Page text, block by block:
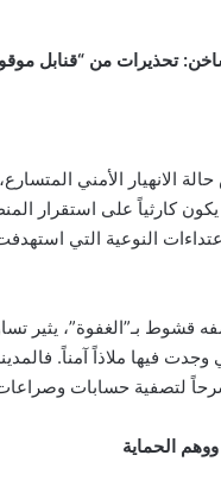
تحذيرات من “قنابل
الانهيار الأمني
كارثياً على استقرار
النوعية التي
قشوط بـ”الغفوة”، يثير
وجدت فيها ملاذاً آمناً.
لتصفية حسابات
الحماية